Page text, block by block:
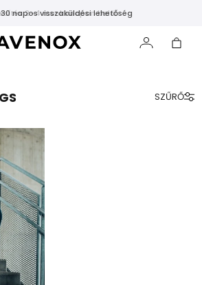
2–4 munkanapon belül
napos visszaküldési lehetőség
SZŰRŐ